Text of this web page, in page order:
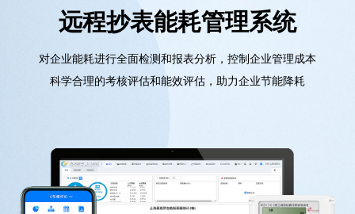
远程抄表能耗管理系统
对企业能耗进行全面检测和报表分析，控制企业管理成本
科学合理的考核评估和能效评估，助力企业节能降耗